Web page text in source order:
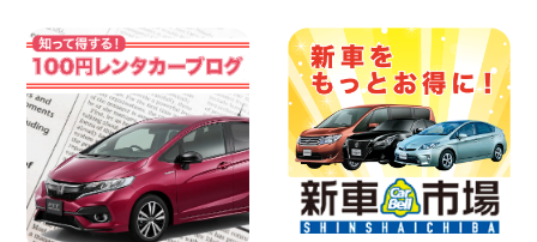
100円レンタカー 両津
2026年08月07日
日産セレナが新入荷!!中川かの里店!! 愛知
県 中川かの里店
100円レンタカー 中川かの里
2026年08月07日
☆ 夏休みクーポン登場!最大9,500円おト
ク! ☆ 鳥取県 鳥取青谷店
100円レンタカー 鳥取青谷
2026年08月07日